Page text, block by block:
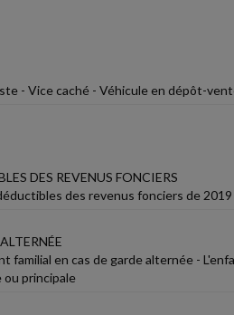
- Vice caché - Véhicule en dépôt-
DES REVENUS FONCIERS
des revenus fonciers de
familial en cas de garde alternée -
ou principale